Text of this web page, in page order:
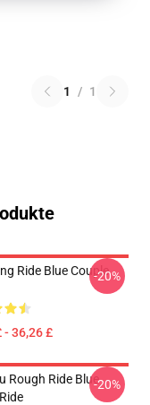
1 / 1
Ride Blue Couple
- 36,26 £
-20%
Rough Ride Blue-20%